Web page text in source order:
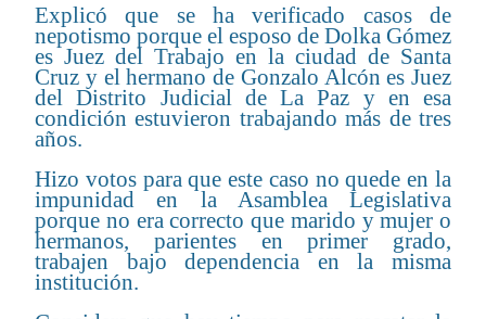
Explicó que se ha verificado casos de
nepotismo porque el esposo de Dolka Gómez
es Juez del Trabajo en la ciudad de Santa
Cruz y el hermano de Gonzalo Alcón es Juez
del Distrito Judicial de La Paz y en esa
condición estuvieron trabajando más de tres
años.
Hizo votos para que este caso no quede en la
impunidad en la Asamblea Legislativa
porque no era correcto que marido y mujer o
hermanos, parientes en primer grado,
trabajen bajo dependencia en la misma
institución.